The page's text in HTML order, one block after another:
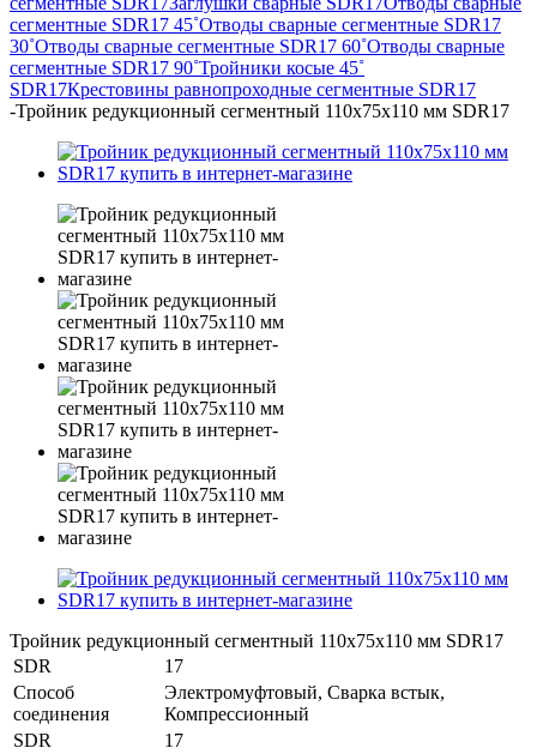
сегментные SDR17 45˚Отводы сварные сегментные SDR17
30˚Отводы сварные сегментные SDR17 60˚Отводы сварные
сегментные SDR17 90˚Тройники косые 45˚
SDR17Крестовины равнопроходные сегментные SDR17
-Тройник редукционный сегментный 110х75х110 мм SDR17
Тройник редукционный сегментный 110х75х110 мм SDR17
SDR
17
Способ
соединения
Электромуфтовый, Сварка встык,
Компрессионный
SDR
17